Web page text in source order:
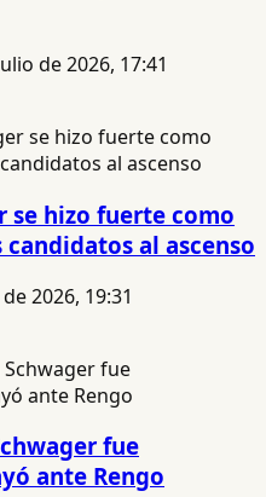
de 2026, 17:41
se hizo fuerte como
al ascenso
2026, 19:31
fue
ante Rengo